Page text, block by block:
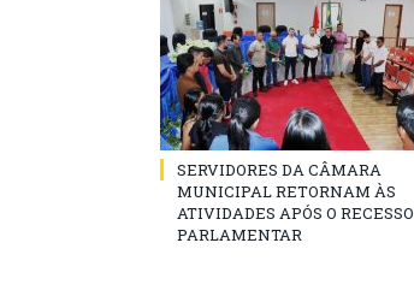
SERVIDORES DA CÂMARA
MUNICIPAL RETORNAM ÀS
ATIVIDADES APÓS O RECESSO
PARLAMENTAR